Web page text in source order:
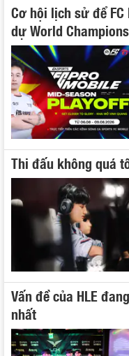
Cơ hội lịch sử để
dự World
Thi đấu không quá
Vấn đề của HLE
nhất